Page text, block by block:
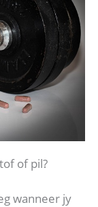
of pil?
wanneer jy